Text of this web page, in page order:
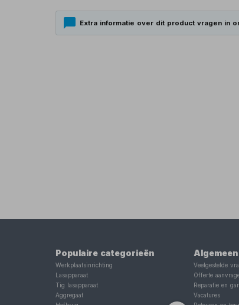
Extra informatie over dit product vragen in
Populaire categorieën
Werkplaatsinrichting
Lasapparaat
Tig lasapparaat
Aggregaat
Algemeen
Veelgestelde
Offerte
Reparatie en
Vacatures